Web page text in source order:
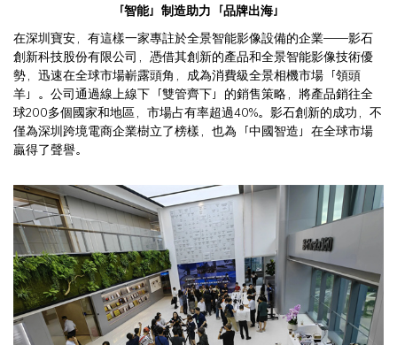
「智能」制造助力「品牌出海」
在深圳寶安，有這樣一家專註於全景智能影像設備的企業——影石
創新科技股份有限公司，憑借其創新的產品和全景智能影像技術優
勢，迅速在全球市場嶄露頭角，成為消費級全景相機市場「領頭
羊」。公司通過線上線下「雙管齊下」的銷售策略，將產品銷往全
球200多個國家和地區，市場占有率超過40%。影石創新的成功，不
僅為深圳跨境電商企業樹立了榜樣，也為「中國智造」在全球市場
贏得了聲譽。